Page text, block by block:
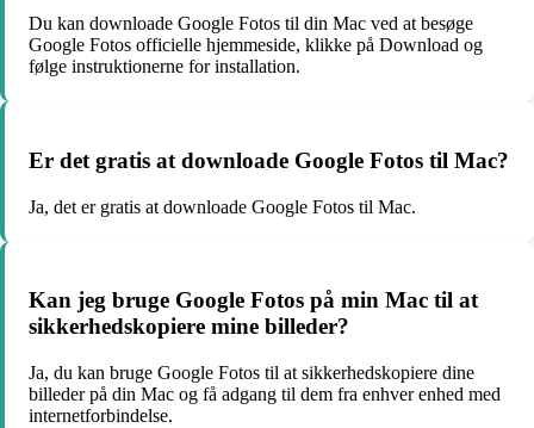
Du kan downloade Google Fotos til din Mac ved at besøge
Google Fotos officielle hjemmeside, klikke på Download og
følge instruktionerne for installation.
Er det gratis at downloade Google Fotos til Mac?
Ja, det er gratis at downloade Google Fotos til Mac.
Kan jeg bruge Google Fotos på min Mac til at
sikkerhedskopiere mine billeder?
Ja, du kan bruge Google Fotos til at sikkerhedskopiere dine
billeder på din Mac og få adgang til dem fra enhver enhed med
internetforbindelse.